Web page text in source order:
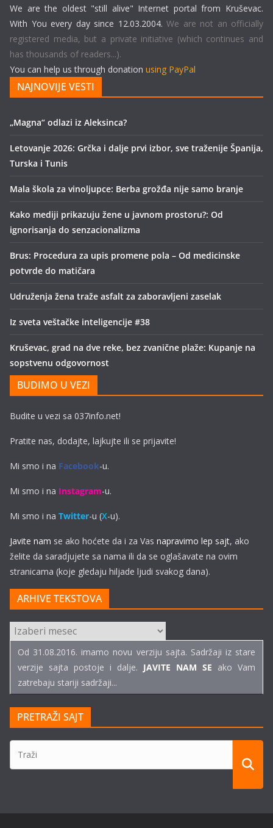
We are the oldest "still alive" Internet portal from Kruševac.
With You every day since 12.03.2004. We are not an officially
registered media, but a private initiative (which continues and
has thousands of readers...).
You can help us through donation using PayPal
NAJNOVIJE VESTI
„Magna“ odlazi iz Aleksinca?
Letovanje 2026: Grčka i dalje prvi izbor, sve traženije Španija,
Turska i Tunis
Mala škola za vinoljupce: Berba grožđa nije samo branje
Kako mediji prikazuju žene u javnom prostoru?: Od
ignorisanja do senzacionalizma
Brus: Procedura za upis promene pola – Od medicinske
potvrde do matičara
Udruženja žena traže asfalt za zaboravljeni zaselak
Iz sveta veštačke inteligencije #38
Kruševac, grad na dve reke, bez zvanične plaže: Kupanje na
sopstvenu odgovornost
BUDIMO U VEZI
Budite u vezi sa 037info.net!
Pratite nas, dodajte, lajkujte ili se prijavite!
Mi smo i na Facebook-u.
Mi smo i na Instagram-u.
Mi smo i na Twitter-u (X-u).
Javite nam se ako hoćete da i za Vas napravimo lep sajt, ako
želite da saradjujete sa nama ili da se oglašavate na ovim
stranicama (koje gledaju hiljade ljudi svakog dana).
ARHIVE TEKSTOVA
ARHIVE
TEKSTOVA
Od 31.08.2016. imamo novu verziju sajta. Sadržaji iz stare
verzije sajta postoje i dalje. JAVITE NAM SE ako Vam
zatrebaju stariji sadržaji...
PRETRAŽI SAJT